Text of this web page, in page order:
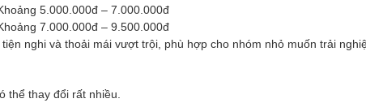
5.000.000đ – 7.000.000đ
7.000.000đ – 9.500.000đ
nghi và thoải mái vượt trội, phù hợp cho nhóm nhỏ muốn trải
thể thay đổi rất nhiều.